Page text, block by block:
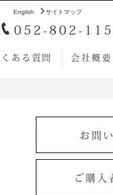
English サイトマップ
052-802-
ある質問 会社概要
お問
ご購入